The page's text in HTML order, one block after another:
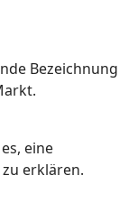
Bezeichnung
eine
erklären.